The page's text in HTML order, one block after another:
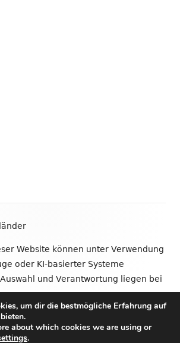
Website können unter Verwendung
oder KI-basierter Systeme
und Verantwortung liegen bei
um dir die bestmögliche Erfahrung auf
about which cookies we are using or
.